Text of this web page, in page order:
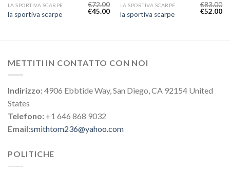
LA SPORTIVA SCARPE
la sportiva scarpe
€72.00
€45.00
LA SPORTIVA SCARPE
la sportiva scarpe
€83.00
€52.00
METTITI IN CONTATTO CON NOI
Indirizzo:4906 Ebbtide Way, San Diego, CA 92154 United
States
Telefono: +1 646 868 9032
Email:smithtom236@yahoo.com
POLITICHE